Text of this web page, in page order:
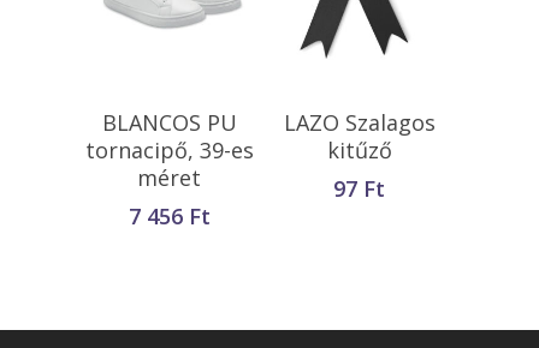
Kosárba
Teszem
BLANCOS PU
tornacipő, 39-es
méret
7 456 Ft
Opciók Választása
LAZO Szalagos
kitűző
97 Ft